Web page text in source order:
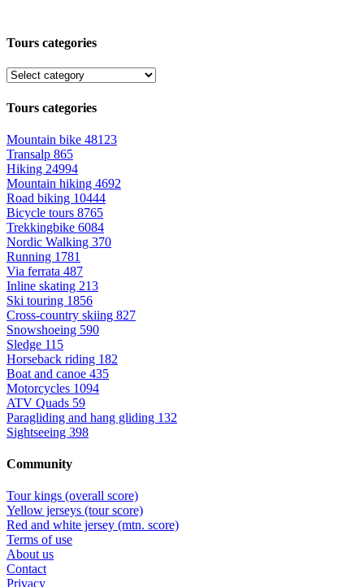
Tours categories
Tours categories
Mountain bike 48123
Transalp 865
Hiking 24994
Mountain hiking 4692
Road biking 10444
Bicycle tours 8765
Trekkingbike 6084
Nordic Walking 370
Running 1781
Via ferrata 487
Inline skating 213
Ski touring 1856
Cross-country skiing 827
Snowshoeing 590
Sledge 115
Horseback riding 182
Boat and canoe 435
Motorcycles 1094
ATV Quads 59
Paragliding and hang gliding 132
Sightseeing 398
Community
Tour kings (overall score)
Yellow jerseys (tour score)
Red and white jersey (mtn. score)
Terms of use
About us
Contact
Privacy